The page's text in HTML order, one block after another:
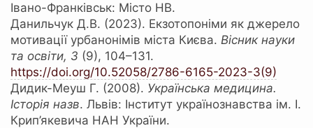
Івано-Франківськ: Місто НВ.
Данильчук Д.В. (2023). Екзотопоніми як джерело
мотивації урбанонімів міста Києва. Вісник науки
та освіти, 3 (9), 104–131.
https://doi.org/10.52058/2786-6165-2023-3(9)
Дидик-Меуш Г. (2008). Українська медицина.
Історія назв. Львів: Інститут українознавства ім. І.
Крип’якевича НАН України.